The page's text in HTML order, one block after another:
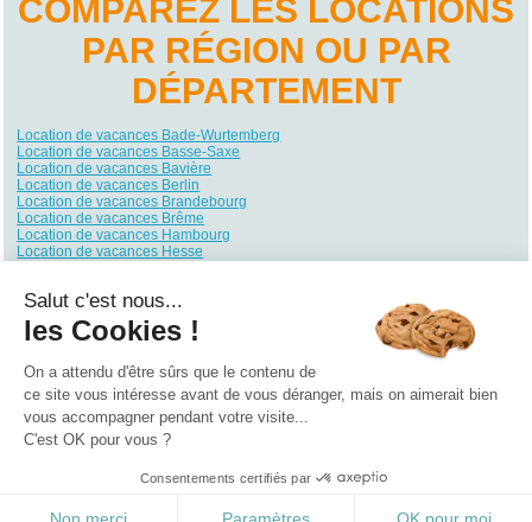
COMPAREZ LES LOCATIONS
PAR RÉGION OU PAR
DÉPARTEMENT
Location de vacances Bade-Wurtemberg
Location de vacances Basse-Saxe
Location de vacances Bavière
Location de vacances Berlin
Location de vacances Brandebourg
Location de vacances Brême
Location de vacances Hambourg
Location de vacances Hesse
Location de vacances Rhénanie-Palatinat
Location de vacances Sarre
Location de vacances Saxe
Location de vacances Schleswig-Holstein
Location de vacances Thuringe
Qui sommes nous ? |Contactez-nous
0.25
Salut c'est nous...
les Cookies !
On a attendu d'être sûrs que le contenu de
ce site vous intéresse avant de vous déranger, mais on aimerait bien
vous accompagner pendant votre visite...
C'est OK pour vous ?
Consentements certifiés par